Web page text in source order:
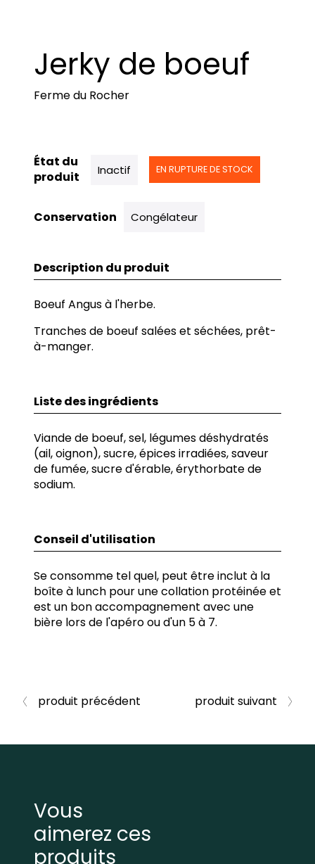
Jerky de boeuf
Ferme du Rocher
État du
produit
Inactif EN RUPTURE DE STOCK
Conservation Congélateur
Description du produit
Boeuf Angus à l'herbe.
Tranches de boeuf salées et séchées, prêt-
à-manger.
Liste des ingrédients
Viande de boeuf, sel, légumes déshydratés
(ail, oignon), sucre, épices irradiées, saveur
de fumée, sucre d'érable, érythorbate de
sodium.
Conseil d'utilisation
Se consomme tel quel, peut être inclut à la
boîte à lunch pour une collation protéinée et
est un bon accompagnement avec une
bière lors de l'apéro ou d'un 5 à 7.
produit précédent produit suivant
Vous
aimerez ces
produits